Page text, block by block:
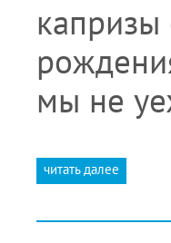
мы не
читать далее